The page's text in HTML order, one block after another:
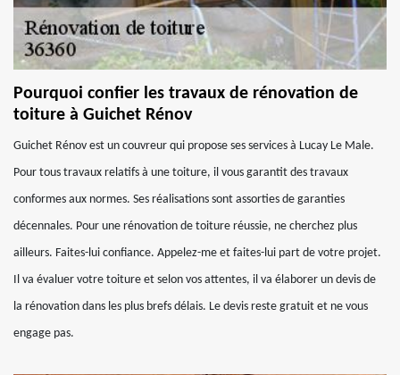
Pourquoi confier les travaux de rénovation de
toiture à Guichet Rénov
Guichet Rénov est un couvreur qui propose ses services à Lucay Le Male.
Pour tous travaux relatifs à une toiture, il vous garantit des travaux
conformes aux normes. Ses réalisations sont assorties de garanties
décennales. Pour une rénovation de toiture réussie, ne cherchez plus
ailleurs. Faites-lui confiance. Appelez-me et faites-lui part de votre projet.
Il va évaluer votre toiture et selon vos attentes, il va élaborer un devis de
la rénovation dans les plus brefs délais. Le devis reste gratuit et ne vous
engage pas.